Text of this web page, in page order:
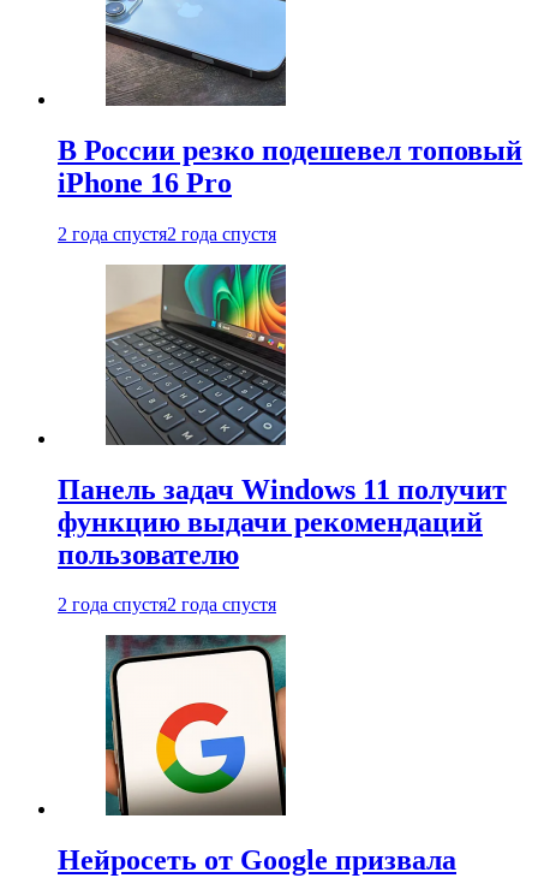
В России резко подешевел топовый
iPhone 16 Pro
2 года спустя2 года спустя
Панель задач Windows 11 получит
функцию выдачи рекомендаций
пользователю
2 года спустя2 года спустя
Нейросеть от Google призвала